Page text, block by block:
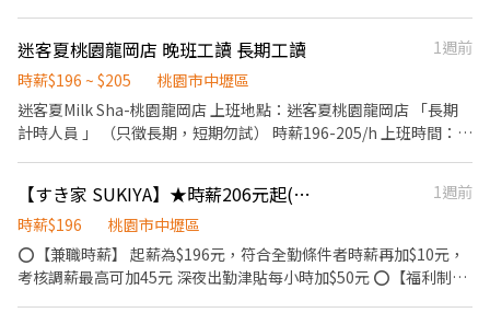
時請於主管確認排班時間） 【薪資福利】 1. 提供員工餐。 2. 國定假
日雙倍薪。 3. 提供優秀同仁績效獎金。 4. 久任獎金 5. 生日禮卷 6.
滿年資享特休假 7.福委會福利補助 ★★多項福利歡迎您加入我們
★★ 總是提供好吃日式餐飲的公司 台灣東利多(丸亀製麵)
迷客夏桃園龍岡店 晚班工讀 長期工讀
1週前
時薪$196 ~ $205
桃園市中壢區
迷客夏Milk Sha-桃園龍岡店 上班地點：迷客夏桃園龍岡店 「長期
計時人員 」 （只徵長期，短期勿試） 時薪196-205/h 上班時間：晚
排假制度： 彈性排班 月休10-12天 （需跟其他同事一起排休） 福
利： ▫️三節獎金 ▪️上班有免費飲品 ▫️飲品享折扣 ▪️員工制服 ▫️公
司聚餐 ▪️勞健保
【すき家 SUKIYA】★時薪206元起(含全勤)★中壢中山店
1週前
時薪$196
桃園市中壢區
⭕【兼職時薪】 起薪為$196元，符合全勤條件者時薪再加$10元，
考核調薪最高可加45元 深夜出勤津貼每小時加$50元 ⭕【福利制